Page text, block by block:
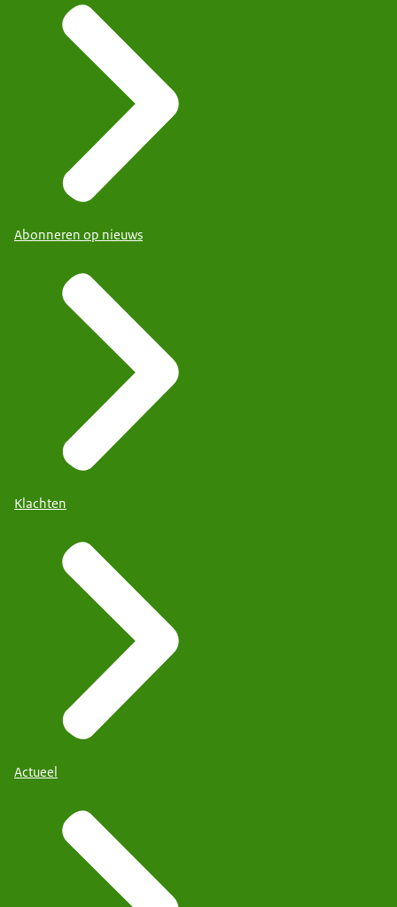
Abonneren op nieuws
Klachten
Actueel